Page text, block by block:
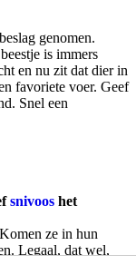
genomen.
is immers
en nu zit dat dier in
favoriete voer. Geef
Snel een
snivoos het
ze in hun
Legaal, dat wel,